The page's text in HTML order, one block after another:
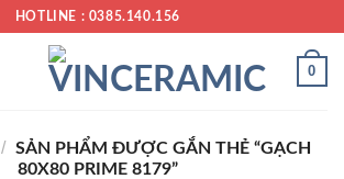
HOTLINE : 0385.140.156
0
/ SẢN PHẨM ĐƯỢC GẮN THẺ “GẠCH
80X80 PRIME 8179”